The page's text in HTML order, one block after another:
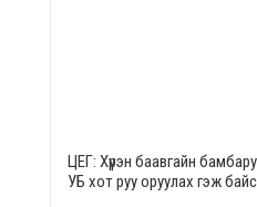
ЦЕГ: Хүрэн баавгайн
УБ хот руу оруулах гэж